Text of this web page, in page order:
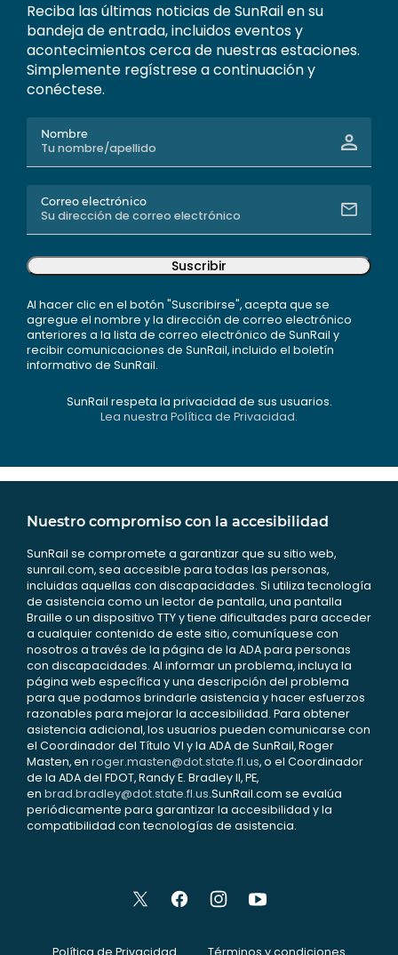
Reciba las últimas noticias de SunRail en su
bandeja de entrada, incluidos eventos y
acontecimientos cerca de nuestras estaciones.
Simplemente regístrese a continuación y
conéctese.
Nombre
Correo electrónico
Suscribir
Al hacer clic en el botón "Suscribirse", acepta que se
agregue el nombre y la dirección de correo electrónico
anteriores a la lista de correo electrónico de SunRail y
recibir comunicaciones de SunRail, incluido el boletín
informativo de SunRail.
SunRail respeta la privacidad de sus usuarios.
Lea nuestra Política de Privacidad.
Nuestro compromiso con la accesibilidad
SunRail se compromete a garantizar que su sitio web,
sunrail.com, sea accesible para todas las personas,
incluidas aquellas con discapacidades. Si utiliza tecnología
de asistencia como un lector de pantalla, una pantalla
Braille o un dispositivo TTY y tiene dificultades para acceder
a cualquier contenido de este sitio, comuníquese con
nosotros a través de la página de la ADA para personas
con discapacidades. Al informar un problema, incluya la
página web específica y una descripción del problema
para que podamos brindarle asistencia y hacer esfuerzos
razonables para mejorar la accesibilidad. Para obtener
asistencia adicional, los usuarios pueden comunicarse con
el Coordinador del Título VI y la ADA de SunRail, Roger
Masten, en roger.masten@dot.state.fl.us, o el Coordinador
de la ADA del FDOT, Randy E. Bradley II, PE,
en brad.bradley@dot.state.fl.us.SunRail.com se evalúa
periódicamente para garantizar la accesibilidad y la
compatibilidad con tecnologías de asistencia.
Política de Privacidad Términos y condiciones